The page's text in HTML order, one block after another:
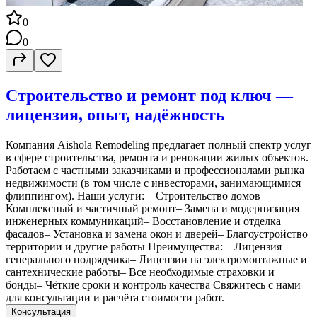
0
0
Строительство и ремонт под ключ —
лицензия, опыт, надёжность
Компания Aishola Remodeling предлагает полный спектр услуг
в сфере строительства, ремонта и реновации жилых объектов.
Работаем с частными заказчиками и профессионалами рынка
недвижимости (в том числе с инвесторами, занимающимися
флиппингом). Наши услуги: – Строительство домов–
Комплексный и частичный ремонт– Замена и модернизация
инженерных коммуникаций– Восстановление и отделка
фасадов– Установка и замена окон и дверей– Благоустройство
территории и другие работы Преимущества: – Лицензия
генерального подрядчика– Лицензии на электромонтажные и
сантехнические работы– Все необходимые страховки и
бонды– Чёткие сроки и контроль качества Свяжитесь с нами
для консультации и расчёта стоимости работ.
Консультация